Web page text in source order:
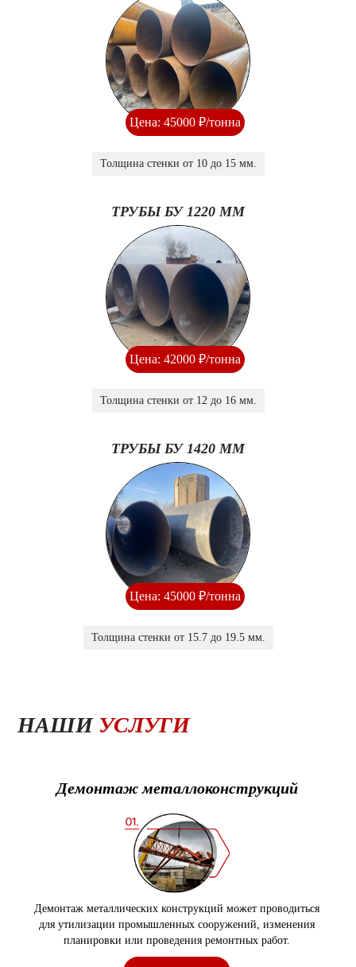
Цена: 45000 ₽/тонна
Толщина стенки от 10 до 15 мм.
ТРУБЫ БУ 1220 ММ
Цена: 42000 ₽/тонна
Толщина стенки от 12 до 16 мм.
ТРУБЫ БУ 1420 ММ
Цена: 45000 ₽/тонна
Толщина стенки от 15.7 до 19.5 мм.
НАШИ УСЛУГИ
Демонтажметаллоконструкций
Демонтаж металлических конструкций может проводиться
для утилизации промышленных сооружений, изменения
планировки или проведения ремонтных работ.